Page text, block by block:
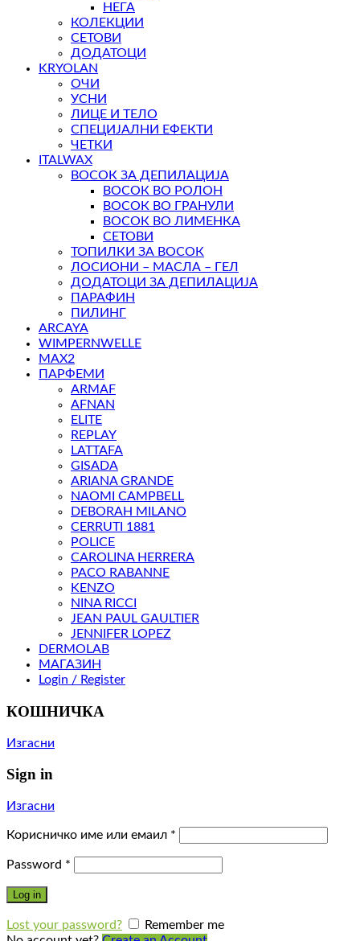
НЕГА
КОЛЕКЦИИ
СЕТОВИ
ДОДАТОЦИ
KRYOLAN
ОЧИ
УСНИ
ЛИЦЕ И ТЕЛО
СПЕЦИЈАЛНИ ЕФЕКТИ
ЧЕТКИ
ITALWAX
ВОСОК ЗА ДЕПИЛАЦИЈА
ВОСОК ВО РОЛОН
ВОСОК ВО ГРАНУЛИ
ВОСОК ВО ЛИМЕНКА
СЕТОВИ
ТОПИЛКИ ЗА ВОСОК
ЛОСИОНИ – МАСЛА – ГЕЛ
ДОДАТОЦИ ЗА ДЕПИЛАЦИЈА
ПАРАФИН
ПИЛИНГ
ARCAYA
WIMPERNWELLE
MAX2
ПАРФЕМИ
ARMAF
AFNAN
ELITE
REPLAY
LATTAFA
GISADA
ARIANA GRANDE
NAOMI CAMPBELL
DEBORAH MILANO
CERRUTI 1881
POLICE
CAROLINA HERRERA
PACO RABANNE
KENZO
NINA RICCI
JEAN PAUL GAULTIER
JENNIFER LOPEZ
DERMOLAB
МАГАЗИН
Login / Register
КОШНИЧКА
Изгасни
Sign in
Изгасни
Корисничко име или емаил *
Password *
Log in
Lost your password?
Remember me